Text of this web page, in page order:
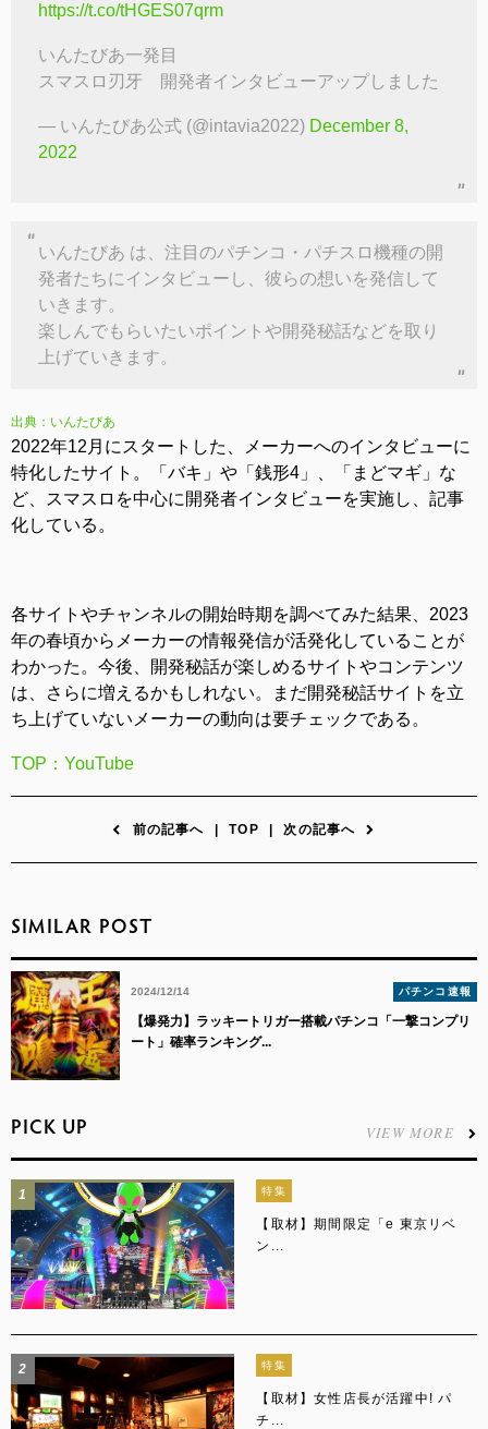
https://t.co/tHGES07qrm
いんたびあ一発目
スマスロ刃牙 開発者インタビューアップしました
— いんたびあ公式 (@intavia2022) December 8,
2022
いんたびあ は、注目のパチンコ・パチスロ機種の開
発者たちにインタビューし、彼らの想いを発信して
いきます。
楽しんでもらいたいポイントや開発秘話などを取り
上げていきます。
出典：いんたびあ
2022年12月にスタートした、メーカーへのインタビューに
特化したサイト。「バキ」や「銭形4」、「まどマギ」な
ど、スマスロを中心に開発者インタビューを実施し、記事
化している。
各サイトやチャンネルの開始時期を調べてみた結果、2023
年の春頃からメーカーの情報発信が活発化していることが
わかった。今後、開発秘話が楽しめるサイトやコンテンツ
は、さらに増えるかもしれない。まだ開発秘話サイトを立
ち上げていないメーカーの動向は要チェックである。
TOP：YouTube
前の記事へ TOP 次の記事へ
SIMILAR POST
2024/12/14 パチンコ速報
【爆発力】ラッキートリガー搭載パチンコ「一撃コンプリ
ート」確率ランキング...
PICK UP VIEW MORE
1 特集
【取材】期間限定「e 東京リベ
ン...
2 特集
【取材】女性店長が活躍中! パ
チ...